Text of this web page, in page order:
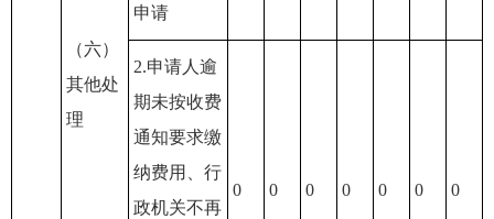
（六）
其他处
理
申请
2.申请人逾
期未按收费
通知要求缴
纳费用、行
政机关不再
0 0 0 0 0 0 0